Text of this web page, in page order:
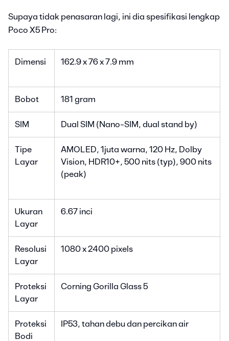
Supaya tidak penasaran lagi, ini dia spesifikasi lengkap
Poco X5 Pro:
Dimensi 162.9 x 76 x 7.9 mm
Bobot 181 gram
SIM Dual SIM (Nano-SIM, dual stand by)
Tipe
Layar
AMOLED, 1juta warna, 120 Hz, Dolby
Vision, HDR10+, 500 nits (typ), 900 nits
(peak)
Ukuran
Layar
6.67 inci
Resolusi
Layar
1080 x 2400 pixels
Proteksi
Layar
Corning Gorilla Glass 5
Proteksi
Bodi
IP53, tahan debu dan percikan air